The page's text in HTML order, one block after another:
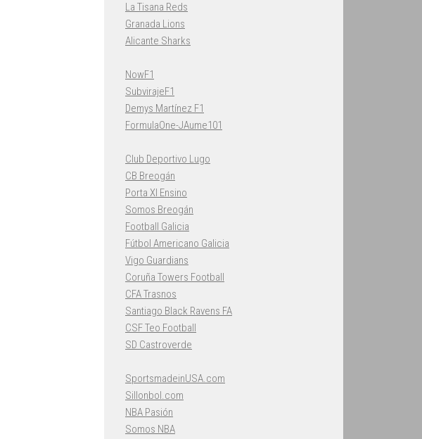
La Tisana Reds
Granada Lions
Alicante Sharks
NowF1
SubvirajeF1
Demys Martínez F1
FormulaOne-JAume101
Club Deportivo Lugo
CB Breogán
Porta XI Ensino
Somos Breogán
Football Galicia
Fútbol Americano Galicia
Vigo Guardians
Coruña Towers Football
CFA Trasnos
Santiago Black Ravens FA
CSF Teo Football
SD Castroverde
SportsmadeinUSA.com
Sillonbol.com
NBA Pasión
Somos NBA